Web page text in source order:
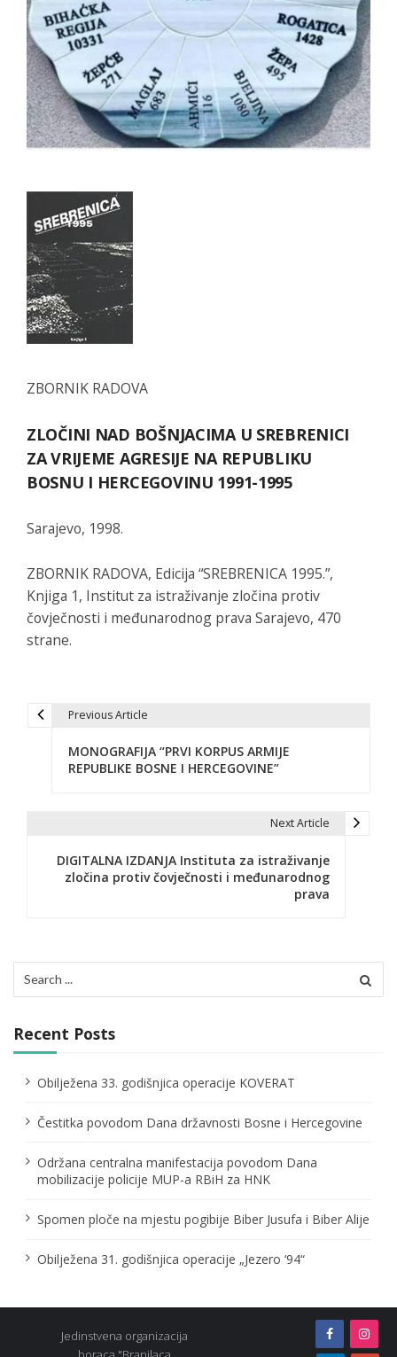
ZBORNIK RADOVA
ZLOČINI NAD BOŠNJACIMA U SREBRENICI
ZA VRIJEME AGRESIJE NA REPUBLIKU
BOSNU I HERCEGOVINU 1991-1995
Sarajevo, 1998.
ZBORNIK RADOVA, Edicija “SREBRENICA 1995.”,
Knjiga 1, Institut za istraživanje zločina protiv
čovječnosti i međunarodnog prava Sarajevo, 470
strane.
g
t
i
o
Previous Article
MONOGRAFIJA “PRVI KORPUS ARMIJE
REPUBLIKE BOSNE I HERCEGOVINE”
Next Article
DIGITALNA IZDANJA Instituta za istraživanje
zločina protiv čovječnosti i međunarodnog
prava
for:
Recent Posts
Obilježena 33. godišnjica operacije KOVERAT
Čestitka povodom Dana državnosti Bosne i Hercegovine
Održana centralna manifestacija povodom Dana
mobilizacije policije MUP-a RBiH za HNK
Spomen ploče na mjestu pogibije Biber Jusufa i Biber Alije
Obilježena 31. godišnjica operacije „Jezero ‘94“
Jedinstvena organizacija